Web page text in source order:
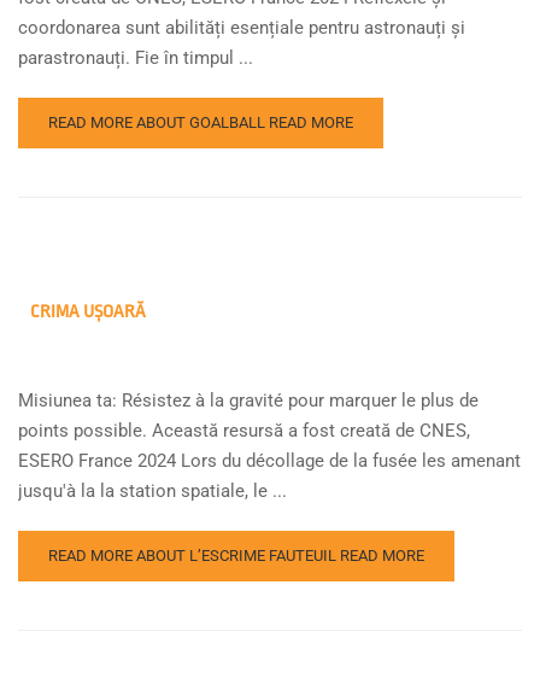
coordonarea sunt abilități esențiale pentru astronauți și
parastronauți. Fie în timpul ...
READ MORE ABOUT GOALBALL READ MORE
CRIMA UȘOARĂ
Misiunea ta: Résistez à la gravité pour marquer le plus de
points possible. Această resursă a fost creată de CNES,
ESERO France 2024 Lors du décollage de la fusée les amenant
jusqu'à la la station spatiale, le ...
READ MORE ABOUT L’ESCRIME FAUTEUIL READ MORE